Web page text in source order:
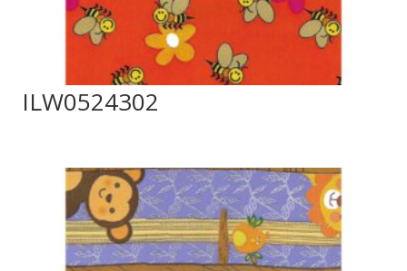
ILW0524302